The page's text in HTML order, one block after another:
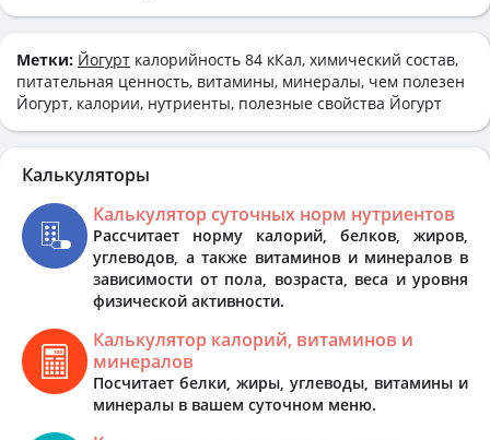
Метки: Йогурт калорийность 84 кКал, химический состав,
питательная ценность, витамины, минералы, чем полезен
Йогурт, калории, нутриенты, полезные свойства Йогурт
Калькуляторы
Калькулятор суточных норм нутриентов
Рассчитает норму калорий, белков, жиров,
углеводов, а также витаминов и минералов в
зависимости от пола, возраста, веса и уровня
физической активности.
Калькулятор калорий, витаминов и
минералов
Посчитает белки, жиры, углеводы, витамины и
минералы в вашем суточном меню.